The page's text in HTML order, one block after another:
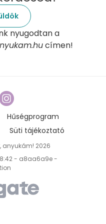
nyugodtan a
címen!
Hűségprogram
Süti tájékoztató
anyukám! 2026
- a8aa6a9e -